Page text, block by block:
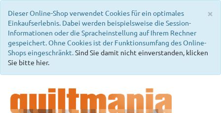
×
Dieser Online-Shop verwendet Cookies für ein optimales
Einkaufserlebnis. Dabei werden beispielsweise die Session-
Informationen oder die Spracheinstellung auf Ihrem Rechner
gespeichert. Ohne Cookies ist der Funktionsumfang des Online-
Shops eingeschränkt.Sind Sie damit nicht einverstanden, klicken
Sie bitte hier.